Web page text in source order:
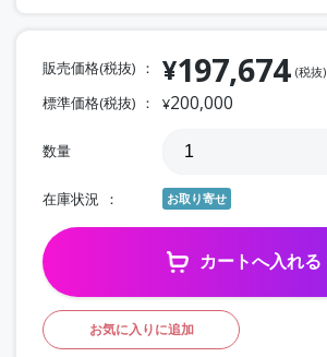
販売価格(税抜) ¥197,674 (税抜)
標準価格(税抜) ¥200,000
数量
在庫状況 お取り寄せ
カートへ入れる
お気に入りに追加